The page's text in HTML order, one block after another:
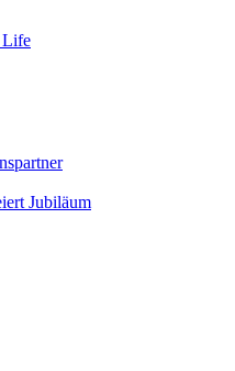
Life
Jubiläum